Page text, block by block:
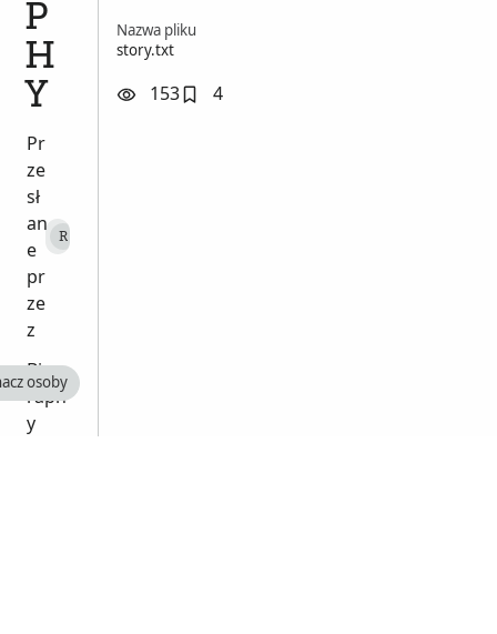
P
H
Y
Pr
ze
sł
an
e
pr
ze
z
R
Biog
raph
y
osoby
Nazwa pliku
story.txt
153 4